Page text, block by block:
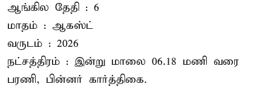
ஆங்கில தேதி : 6
மாதம் : ஆகஸ்ட்
வருடம் : 2026
நட்சத்திரம் : இன்று மாலை 06.18 மணி வரை
பரணி, பின்னர் கார்த்திகை.